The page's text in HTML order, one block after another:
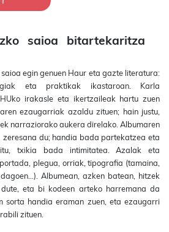
saioa bitartekaritza
egin genuen Haur eta gazte literatura:
eta praktikak ikastaroan. Karla
irakasle eta ikertzaileak hartu zuen
ezaugarriak azaldu zituen; hain justu,
narraziorako aukera direlako. Albumaren
du; handia bada partekatzea eta
txikia bada intimitatea. Azalak eta
plegua, orriak, tipografia (tamaina,
Albumean, azken batean, hitzek
eta bi kodeen arteko harremana da
sorta handia eraman zuen, eta ezaugarri
zituen.